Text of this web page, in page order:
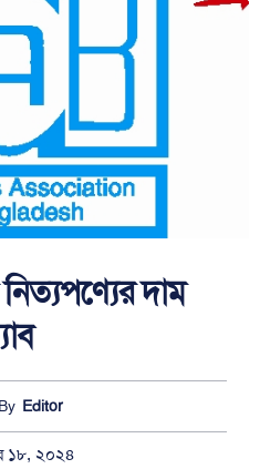
দাম
By Editor
১৮, ২০২৪